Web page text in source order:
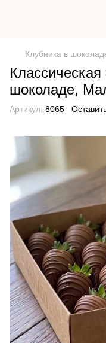
Клубника в
шоколаде,
Артикул: 8065